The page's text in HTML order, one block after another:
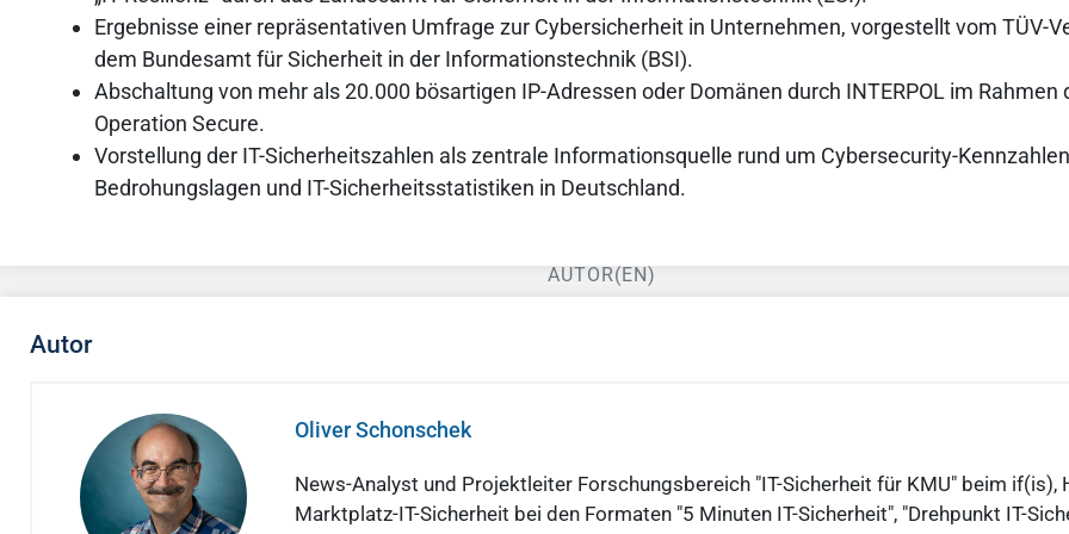
Ergebnisse einer repräsentativen Umfrage zur Cybersicherheit in Unternehmen, vorgestellt vom TÜV-
dem Bundesamt für Sicherheit in der Informationstechnik (BSI).
Abschaltung von mehr als 20.000 bösartigen IP-Adressen oder Domänen durch INTERPOL im Rahmen
Operation Secure.
Vorstellung der IT-Sicherheitszahlen als zentrale Informationsquelle rund um Cybersecurity-
Bedrohungslagen und IT-Sicherheitsstatistiken in Deutschland.
AUTOR(EN)
Autor
Oliver Schonschek
News-Analyst und Projektleiter Forschungsbereich "IT-Sicherheit für KMU" beim if(is),
Marktplatz-IT-Sicherheit bei den Formaten "5 Minuten IT-Sicherheit", "Drehpunkt IT-